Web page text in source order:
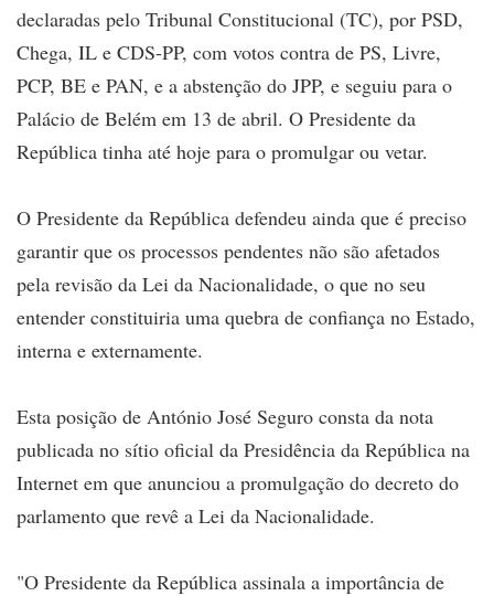
declaradas pelo Tribunal Constitucional (TC), por PSD,
Chega, IL e CDS-PP, com votos contra de PS, Livre,
PCP, BE e PAN, e a abstenção do JPP, e seguiu para o
Palácio de Belém em 13 de abril. O Presidente da
República tinha até hoje para o promulgar ou vetar.
O Presidente da República defendeu ainda que é preciso
garantir que os processos pendentes não são afetados
pela revisão da Lei da Nacionalidade, o que no seu
entender constituiria uma quebra de confiança no Estado,
interna e externamente.
Esta posição de António José Seguro consta da nota
publicada no sítio oficial da Presidência da República na
Internet em que anunciou a promulgação do decreto do
parlamento que revê a Lei da Nacionalidade.
"O Presidente da República assinala a importância de